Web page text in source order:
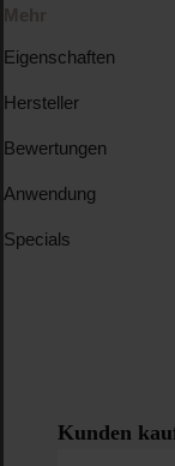
Mehr
Eigenschaften
Hersteller
Bewertungen
Anwendung
Specials
Produktgalerie
Kunden